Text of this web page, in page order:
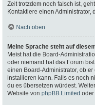
Zeit trotzdem noch falsch ist,
Kontaktiere einen
Nach oben
Meine Sprache steht auf
Meist hat die Board-
oder niemand hat das Forum
einen Board-Administrator, ob
installieren kann. Falls es noch
du es übersetzen würdest.
Website von phpBB Limited